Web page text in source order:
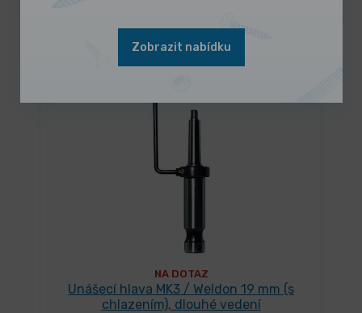
3 790,00 Kč/ ks
4 585,90 Kč s DPH
NA DOTAZ
Unášecí hlava MK3 / Weldon 19 mm (s
chlazením), dlouhé vedení
Zobrazit nabídku